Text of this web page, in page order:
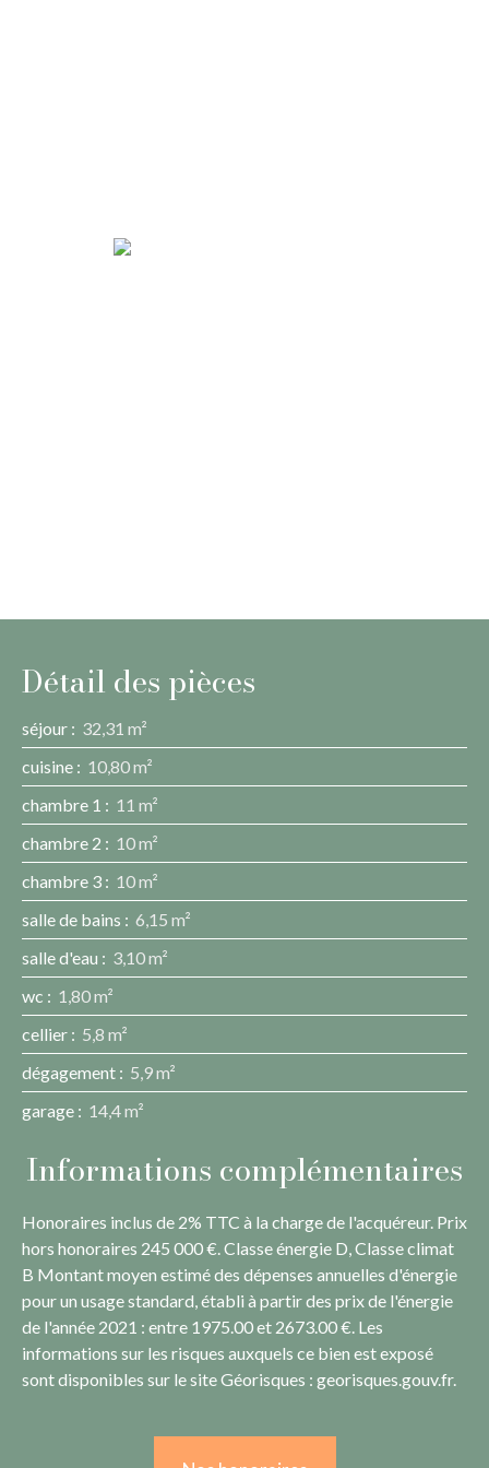
Détail des pièces
séjour : 32,31 m²
cuisine : 10,80 m²
chambre 1 : 11 m²
chambre 2 : 10 m²
chambre 3 : 10 m²
salle de bains : 6,15 m²
salle d'eau : 3,10 m²
wc : 1,80 m²
cellier : 5,8 m²
dégagement : 5,9 m²
garage : 14,4 m²
Informations complémentaires
Honoraires inclus de 2% TTC à la charge de l'acquéreur. Prix
hors honoraires 245 000 €. Classe énergie D, Classe climat
B Montant moyen estimé des dépenses annuelles d'énergie
pour un usage standard, établi à partir des prix de l'énergie
de l'année 2021 : entre 1975.00 et 2673.00 €. Les
informations sur les risques auxquels ce bien est exposé
sont disponibles sur le site Géorisques : georisques.gouv.fr.